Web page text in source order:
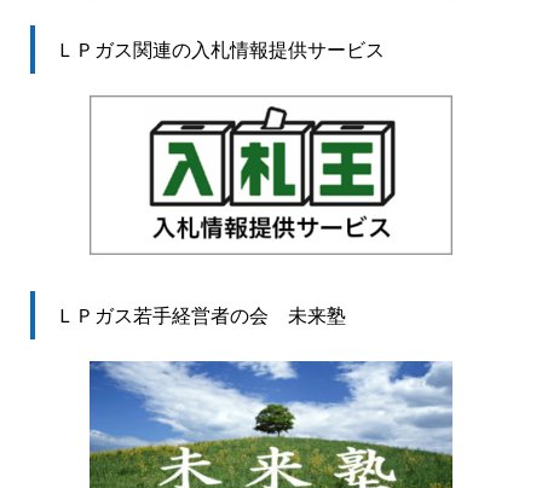
ＬＰガス関連の入札情報提供サービス
ＬＰガス若手経営者の会 未来塾